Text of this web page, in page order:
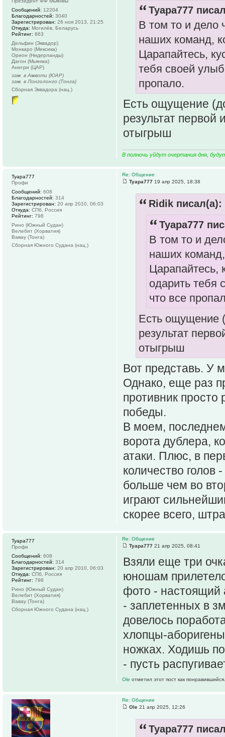
Tyapa777
В том то и дело
наших команд,
Царапайтесь,
тебя своей
пропало.
Есть ощущение
результат
отыгрыш
В полночь уйдут очертания дня,
Сообщений: 12204
Благодарностей: 3040
Зарегистрирован: 26 ноя 2013, 21:25
Откуда: Могилёв, Беларусь
Рейтинг: 863
Дельфин (Эквадор)
Монкаро (Мексика)
Орион (Нидерланды)
Дагон (Мьянма)
Анегри (ЦАР)
зам. в Амвоти (ЮАР)
зам. в Лонголонго (Тонга)
Сборная Эквадора (нац.)
Re: Общение
Tyapa777 19 апр 2025, 18:38
Ridik писал(а):
Tyapa777
В том то и
наших
Царапайтесь,
одарить тебя
что все
Есть ощущение
результат
отыгрыш
Вот представь. У
Однако, еще раз
противник просто
победы.
В моем,
ворота дублера,
атаки. Плюс, в
количество голов
больше чем во
играют
скорее всего,
Tyapa777
Профи
Сообщений: 608
Благодарностей: 314
Зарегистрирован: 20 апр 2010, 06:03
Откуда: СПб, Россия
Рейтинг: 798
Рино (Южный Судан)
Велебит (Хорватия)
Вавау (Тонга)
Сборная Южного Судана (нац.)
Re: Общение
Tyapa777 21 апр 2025, 08:41
Взяли еще три
юношам
фото - настоящий
- заплетенных в
довелось
хлопцы-
ножках. Ходишь
- пусть
Ole отметил этот пост как понравившийся.
Tyapa777
Профи
Сообщений: 608
Благодарностей: 314
Зарегистрирован: 20 апр 2010, 06:03
Откуда: СПб, Россия
Рейтинг: 798
Рино (Южный Судан)
Велебит (Хорватия)
Вавау (Тонга)
Сборная Южного Судана (нац.)
Re: Общение
Ole 21 апр 2025, 12:26
Tyapa777